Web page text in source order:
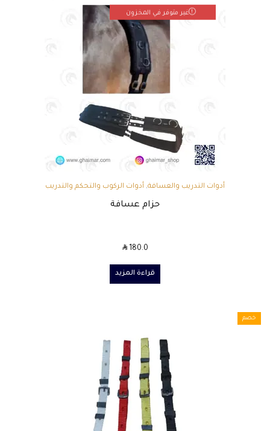
غير متوفر في المخزون
أدوات التدريب والعسافة, أدوات الركوب والتحكم والتدريب
حزام عسافة
SAR180.0
قراءة المزيد
خصم